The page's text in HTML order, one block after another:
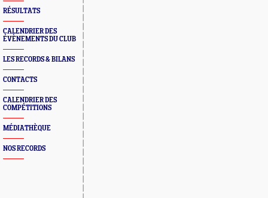
RÉSULTATS
CALENDRIER DES
ÉVÈNEMENTS DU CLUB
LES RECORDS & BILANS
CONTACTS
CALENDRIER DES
COMPÉTITIONS
MÉDIATHÈQUE
NOS RECORDS